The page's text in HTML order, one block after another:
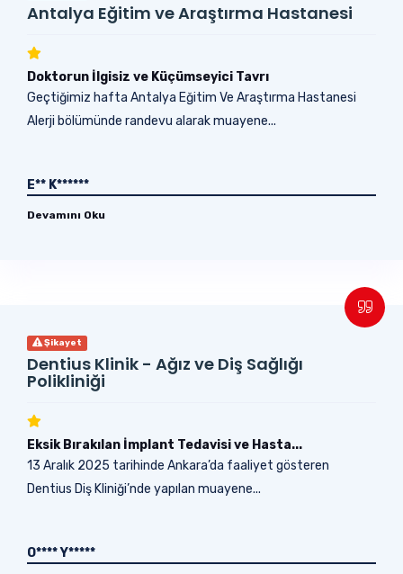
Antalya Eğitim ve Araştırma Hastanesi
Doktorun İlgisiz ve Küçümseyici Tavrı
Geçtiğimiz hafta Antalya Eğitim Ve Araştırma Hastanesi
Alerji bölümünde randevu alarak muayene...
E** K******
Devamını Oku
Şikayet
Dentius Klinik - Ağız ve Diş Sağlığı
Polikliniği
Eksik Bırakılan İmplant Tedavisi ve Hasta...
13 Aralık 2025 tarihinde Ankara’da faaliyet gösteren
Dentius Diş Kliniği’nde yapılan muayene...
O**** Y*****